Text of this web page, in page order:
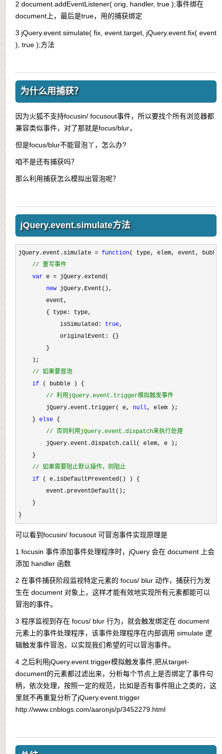
2 document.addEventListener( orig, handler, true );事件绑在
document上，最后是true，用的捕获绑定
3 jQuery.event.simulate( fix, event.target, jQuery.event.fix( event
), true );方法
为什么用捕获？
因为火狐不支持focusin/ focusout事件，所以要找个所有浏览器都
兼容类似事件，对了那就是focus/blur，
但是focus/blur不能冒泡丫，怎么办?
咱不是还有捕获吗？
那么利用捕获怎么模拟出冒泡呢？
jQuery.event.simulate方法
jQuery.event.simulate = function( type, elem, event,
// 重写事件
var e = jQuery.extend(
new jQuery.Event(),
        event,
        { type: type,
            isSimulated:
true,
            originalEvent: {}
        }
    );
// 如果要冒泡
if ( bubble ) {
// 利用jQuery.event.trigger模拟触发事件
        jQuery.event.trigger( e,
null, elem );
    }
else {
// 否则利用jQuery.event.dispatch来执行处理
        jQuery.event.dispatch.call( elem, e );
    }
// 如果需要阻止默认操作，则阻止
if ( e.isDefaultPrevented() ) {
        event.preventDefault();
    }
}
可以看到focusin/ focusout 可冒泡事件实现原理是
1 focusin 事件添加事件处理程序时，jQuery 会在 document 上会
添加 handler 函数
2 在事件捕获阶段监视特定元素的 focus/ blur 动作，捕获行为发
生在 document 对象上，这样才能有效地实现所有元素都能可以
冒泡的事件。
3 程序监视到存在 focus/ blur 行为，就会触发绑定在 document
元素上的事件处理程序，该事件处理程序在内部调用 simulate 逻
辑触发事件冒泡，以实现我们希望的可以冒泡事件。
4 之后利用jQuery.event.trigger模拟触发事件,把从target-
document的元素都过滤出来，分析每个节点上是否绑定了事件句
柄，依次处理，按照一定的规范，比如是否有事件阻止之类的，这
里就不再重复分析了jQuery.event.trigger
http://www.cnblogs.com/aaronjs/p/3452279.html